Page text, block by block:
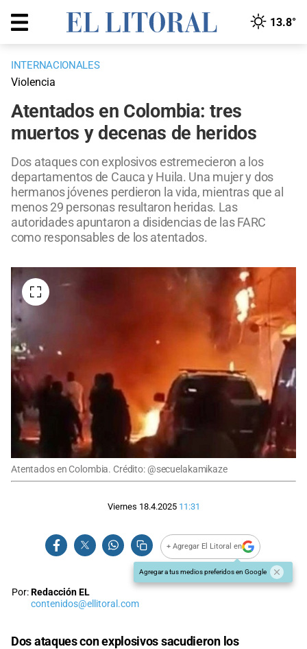
13.8°
INTERNACIONALES
Violencia
Atentados en Colombia: tres
muertos y decenas de heridos
Dos ataques con explosivos estremecieron a los
departamentos de Cauca y Huila. Una mujer y dos
hermanos jóvenes perdieron la vida, mientras que al
menos 29 personas resultaron heridas. Las
autoridades apuntaron a disidencias de las FARC
como responsables de los atentados.
Atentados en Colombia. Crédito: @secuelakamikaze
Viernes 18.4.2025 11:31
+ Agregar El Litoral en
Agregar a tus medios preferidos en Google
Por:Redacción EL
contenidos@ellitoral.com
Dos ataques con explosivos sacudieron los